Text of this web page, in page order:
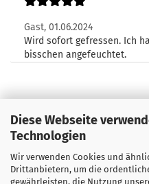
Diese Webseite
Technologien
Wir verwenden Cookies und
Drittanbietern, um die
gewährleisten, die Nutzung
Gast, 01.06.2024
Wird sofort gefressen. Ich
bisschen angefeuchtet.